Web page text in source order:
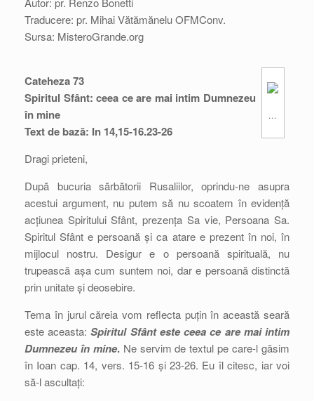
Traducere: pr. Mihai Vătămănelu OFMConv.
Sursa: MisteroGrande.org
…
Cateheza 73
Spiritul Sfânt: ceea ce are mai intim Dumnezeu
în mine
Text de bază: In 14,15-16.23-26
Dragi prieteni,
După bucuria sărbătorii Rusaliilor, oprindu-ne asupra
acestui argument, nu putem să nu scoatem în evidență
acțiunea Spiritului Sfânt, prezența Sa vie, Persoana Sa.
Spiritul Sfânt e persoană și ca atare e prezent în noi, în
mijlocul nostru. Desigur e o persoană spirituală, nu
trupească așa cum suntem noi, dar e persoană distinctă
prin unitate și deosebire.
Tema în jurul căreia vom reflecta puțin în această seară
este aceasta:Spiritul Sfânt este ceea ce are mai intim
Dumnezeu în mine.Ne servim de textul pe care-l găsim
în Ioan cap. 14, vers. 15-16 și 23-26. Eu îl citesc, iar voi
să-l ascultați: